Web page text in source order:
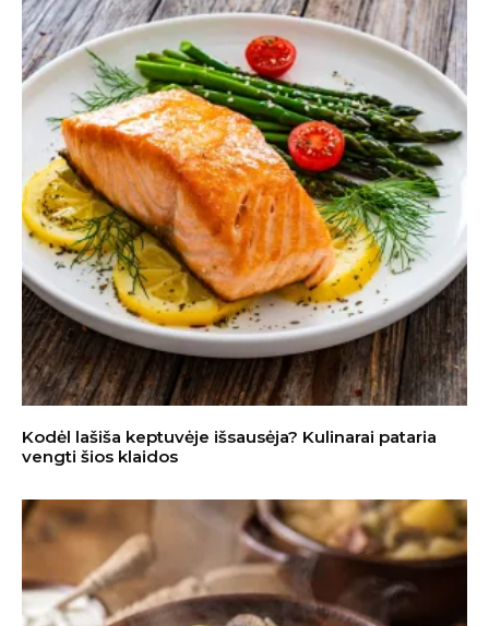
Kodėl lašiša keptuvėje išsausėja? Kulinarai pataria
vengti šios klaidos